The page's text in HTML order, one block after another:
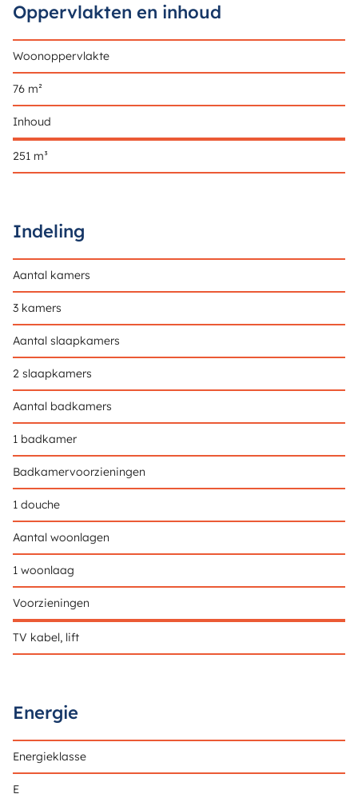
Oppervlakten en inhoud
Woonoppervlakte
76 m²
Inhoud
251 m³
Indeling
Aantal kamers
3 kamers
Aantal slaapkamers
2 slaapkamers
Aantal badkamers
1 badkamer
Badkamervoorzieningen
1 douche
Aantal woonlagen
1 woonlaag
Voorzieningen
TV kabel, lift
Energie
Energieklasse
E